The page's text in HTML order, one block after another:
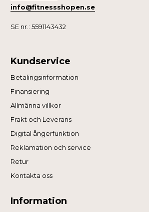
info@fitnessshopen.se
SE nr.: 5591143432
Kundservice
Betalingsinformation
Finansiering
Allmänna villkor
Frakt och Leverans
Digital ångerfunktion
Reklamation och service
Retur
Kontakta oss
Information